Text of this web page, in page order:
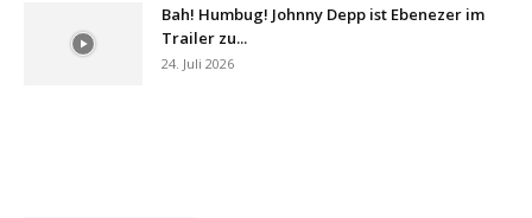
Bah! Humbug! Johnny Depp ist Ebenezer im
Trailer zu...
24. Juli 2026